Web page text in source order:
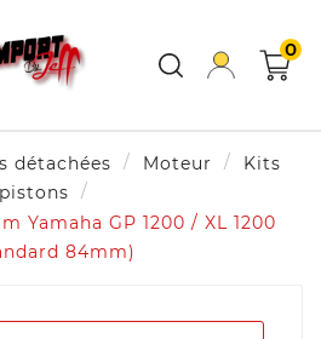
0
détachées Moteur
Kits
pistons
Yamaha GP 1200 / XL 1200
84mm)